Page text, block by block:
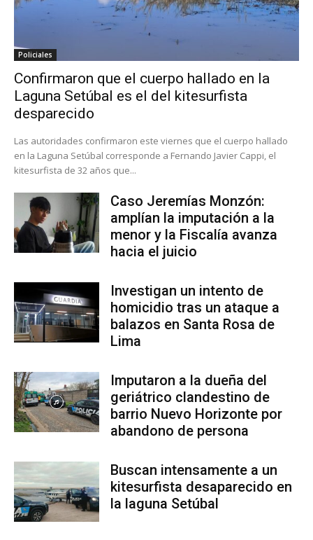
Policiales
Confirmaron que el cuerpo hallado en la
Laguna Setúbal es el del kitesurfista
desparecido
Las autoridades confirmaron este viernes que el cuerpo hallado
en la Laguna Setúbal corresponde a Fernando Javier Cappi, el
kitesurfista de 32 años que...
Caso Jeremías Monzón:
amplían la imputación a la
menor y la Fiscalía avanza
hacia el juicio
Investigan un intento de
homicidio tras un ataque a
balazos en Santa Rosa de
Lima
Imputaron a la dueña del
geriátrico clandestino de
barrio Nuevo Horizonte por
abandono de persona
Buscan intensamente a un
kitesurfista desaparecido en
la laguna Setúbal